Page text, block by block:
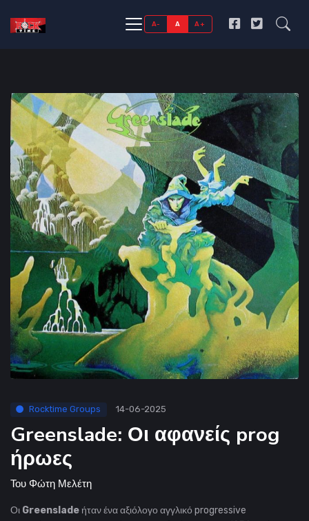
A- A A+
Rocktime Groups 14-06-2025
Greenslade: Οι αφανείς prog
ήρωες
Του Φώτη Μελέτη
Οι Greensladeήταν ένα αξιόλογο αγγλικό progressive